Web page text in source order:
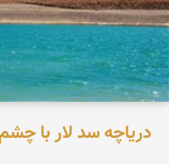
دریاچه سد لار با